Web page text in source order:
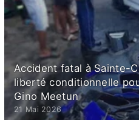
Accident fatal à Sainte-
liberté conditionnelle
Gino Meetun
21 Mai 2026